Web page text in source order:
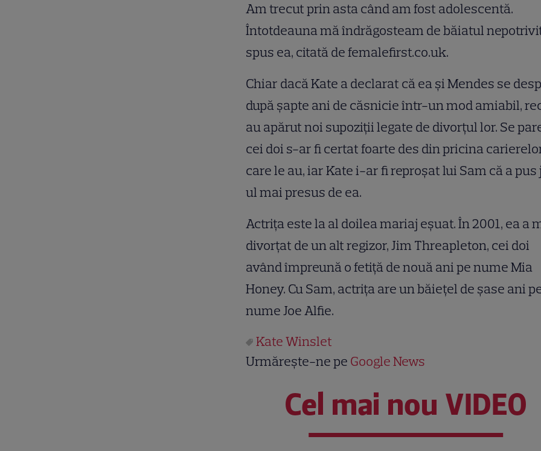
Am trecut prin asta când am fost adolescentă.
Întotdeauna mă îndrăgosteam de băiatul
spus ea, citată de femalefirst.co.uk.
Chiar dacă Kate a declarat că ea şi Mendes se
după şapte ani de căsnicie într-un mod amiabil,
au apărut noi supoziţii legate de divorţul lor. Se
cei doi s-ar fi certat foarte des din pricina
care le au, iar Kate i-ar fi reproşat lui Sam că a pus
ul mai presus de ea.
Actriţa este la al doilea mariaj eşuat. În 2001, ea a
divorţat de un alt regizor, Jim Threapleton, cei doi
având împreună o fetiţă de nouă ani pe nume Mia
Honey. Cu Sam, actriţa are un băieţel de şase ani
nume Joe Alfie.
Kate Winslet
Urmărește-ne pe Google News
Cel mai nou VIDEO